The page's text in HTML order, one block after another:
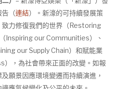
告（連結）。新濠的可持續發展策
致力修復我們的世界（Restoring
Inspiring our Communities）、
our Supply Chain）和賦能業
，為社會帶來正面的改變。如報
願景因應環境變遷而持續演進，